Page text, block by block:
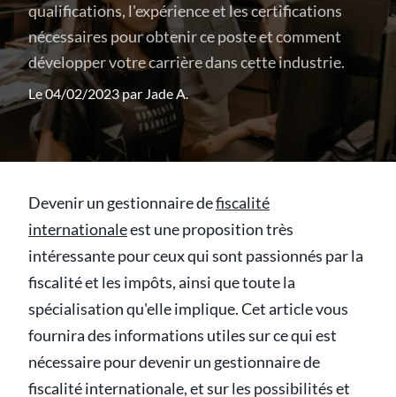
qualifications, l'expérience et les certifications
nécessaires pour obtenir ce poste et comment
développer votre carrière dans cette industrie.
Le 04/02/2023 par Jade A.
Devenir un gestionnaire defiscalité
internationaleest une proposition très
intéressante pour ceux qui sont passionnés par la
fiscalité et les impôts, ainsi que toute la
spécialisation qu'elle implique. Cet article vous
fournira des informations utiles sur ce qui est
nécessaire pour devenir un gestionnaire de
fiscalité internationale, et sur les possibilités et